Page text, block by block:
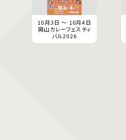
10月3日 ～ 10月4日
岡山カレーフェスティ
バル2026